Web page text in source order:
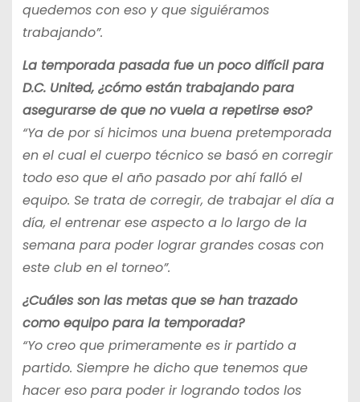
quedemos con eso y que siguiéramos
trabajando”.
La temporada pasada fue un poco difícil para
D.C. United, ¿cómo están trabajando para
asegurarse de que no vuela a repetirse eso?
“Ya de por sí hicimos una buena pretemporada
en el cual el cuerpo técnico se basó en corregir
todo eso que el año pasado por ahí falló el
equipo. Se trata de corregir, de trabajar el día a
día, el entrenar ese aspecto a lo largo de la
semana para poder lograr grandes cosas con
este club en el torneo”.
¿Cuáles son las metas que se han trazado
como equipo para la temporada?
“Yo creo que primeramente es ir partido a
partido. Siempre he dicho que tenemos que
hacer eso para poder ir logrando todos los